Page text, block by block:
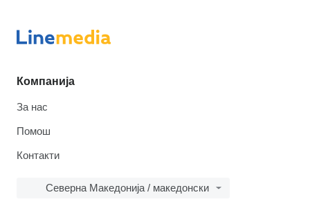
Компанија
За нас
Помош
Контакти
Северна Македонија / македонски